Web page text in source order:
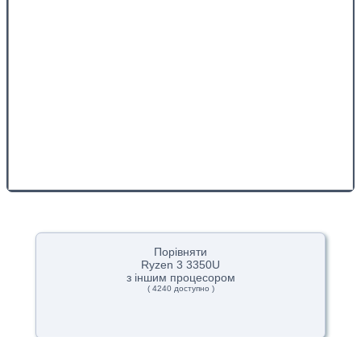
Порівняти
Ryzen 3 3350U
з іншим процесором
( 4240 доступно )